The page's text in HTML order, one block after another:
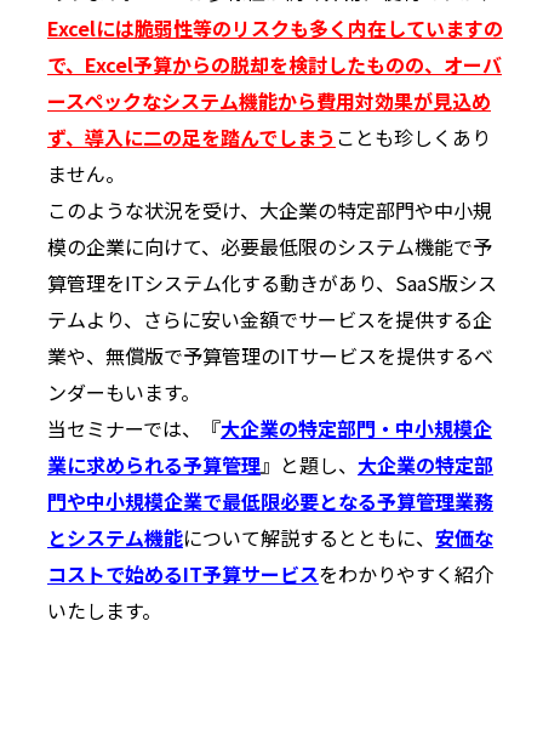
Excelには脆弱性等のリスクも多く内在していますの
で、Excel予算からの脱却を検討したものの、オーバ
ースペックなシステム機能から費用対効果が見込め
ず、導入に二の足を踏んでしまうことも珍しくあり
ません。
このような状況を受け、大企業の特定部門や中小規
模の企業に向けて、必要最低限のシステム機能で予
算管理をITシステム化する動きがあり、SaaS版シス
テムより、さらに安い金額でサービスを提供する企
業や、無償版で予算管理のITサービスを提供するベ
ンダーもいます。
当セミナーでは、『大企業の特定部門・中小規模企
業に求められる予算管理』と題し、 大企業の特定部
門や中小規模企業で最低限必要となる予算管理業務
とシステム機能について解説するとともに、 安価な
コストで始めるIT予算サービスをわかりやすく紹介
いたします。